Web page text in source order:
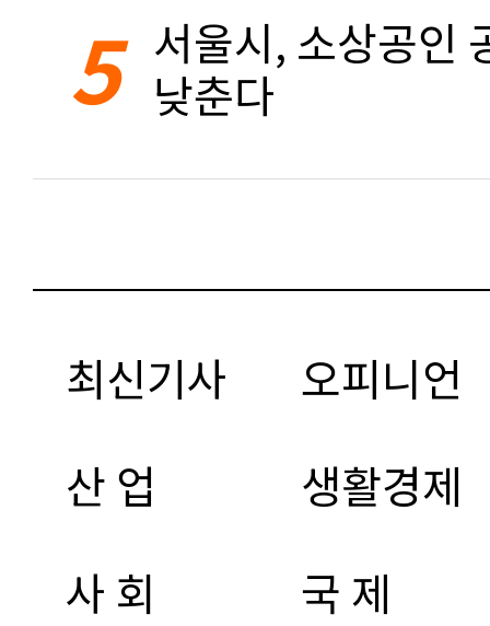
5 서울시, 소상공인
낮춘다
최신기사
오피니언
산 업
생활경제
사 회
국 제